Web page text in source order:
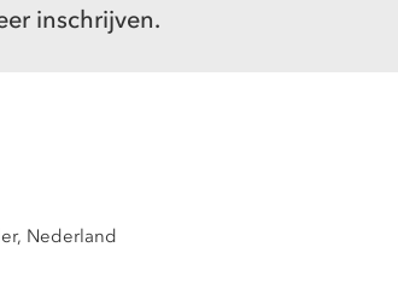
inschrijven.
Nederland